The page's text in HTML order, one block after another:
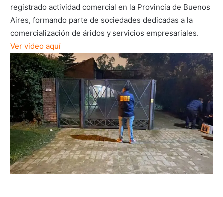
registrado actividad comercial en la Provincia de Buenos
Aires, formando parte de sociedades dedicadas a la
comercialización de áridos y servicios empresariales.
Ver video aquí